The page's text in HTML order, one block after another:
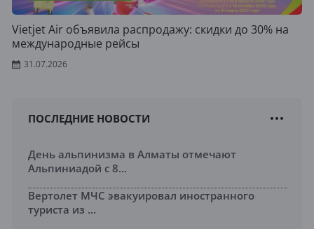
Vietjet Air объявила распродажу: скидки до 30% на
международные рейсы
31.07.2026
ПОСЛЕДНИЕ НОВОСТИ
День альпинизма в Алматы отмечают
Альпиниадой с 8...
Вертолет МЧС эвакуировал иностранного
туриста из ...